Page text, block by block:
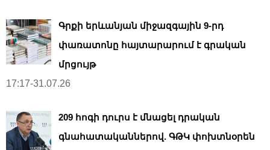
Գրքի երևանյան միջազգային 9-րդ
փառատոնը հայտարարում է գրական
մրցույթ
17:17-31.07.26
209 հոգի դուրս է մնացել դրական
գնահատականներով. ԳԹԿ փոխտնօրեն